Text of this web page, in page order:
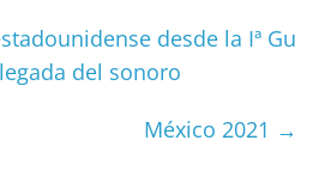
h
at
a
d
l p
desde la Iª Gu
del sonoro
México 2021 →